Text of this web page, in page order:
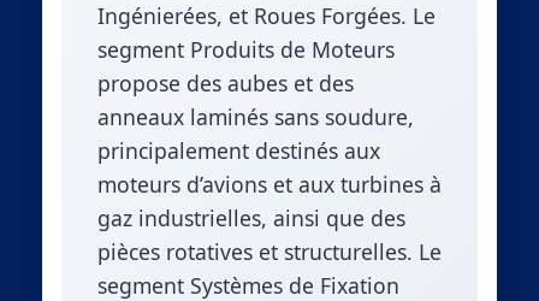
Ingénierées, et Roues Forgées. Le
segment Produits de Moteurs
propose des aubes et des
anneaux laminés sans soudure,
principalement destinés aux
moteurs d’avions et aux turbines à
gaz industrielles, ainsi que des
pièces rotatives et structurelles. Le
segment Systèmes de Fixation